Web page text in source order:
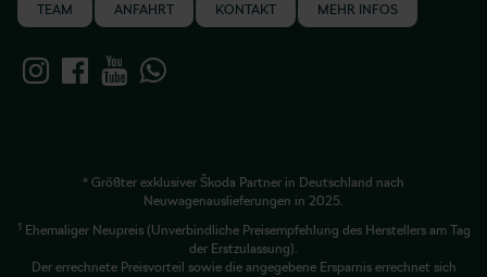
TEAM ANFAHRT KONTAKT MEHR INFOS
* Größter exklusiver Škoda Partner in Deutschland nach
Neuwagenauslieferungen in 2025.
1 Ehemaliger Neupreis (Unverbindliche Preisempfehlung des Herstellers am Tag
der Erstzulassung).
Der errechnete Preisvorteil sowie die angegebene Ersparnis errechnet sich